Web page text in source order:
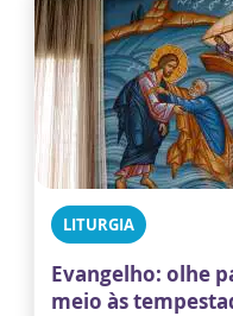
LITURGIA
Evangelho: olhe
meio às